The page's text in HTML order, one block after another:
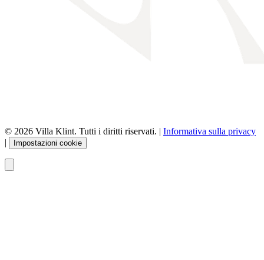
© 2026 Villa Klint. Tutti i diritti riservati. | Informativa sulla privacy
|
Impostazioni cookie